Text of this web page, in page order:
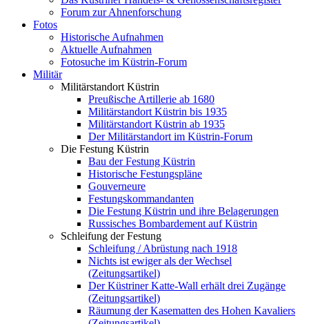
Forum zur Ahnenforschung
Fotos
Historische Aufnahmen
Aktuelle Aufnahmen
Fotosuche im Küstrin-Forum
Militär
Militärstandort Küstrin
Preußische Artillerie ab 1680
Militärstandort Küstrin bis 1935
Militärstandort Küstrin ab 1935
Der Militärstandort im Küstrin-Forum
Die Festung Küstrin
Bau der Festung Küstrin
Historische Festungspläne
Gouverneure
Festungskommandanten
Die Festung Küstrin und ihre Belagerungen
Russisches Bombardement auf Küstrin
Schleifung der Festung
Schleifung / Abrüstung nach 1918
Nichts ist ewiger als der Wechsel
(Zeitungsartikel)
Der Küstriner Katte-Wall erhält drei Zugänge
(Zeitungsartikel)
Räumung der Kasematten des Hohen Kavaliers